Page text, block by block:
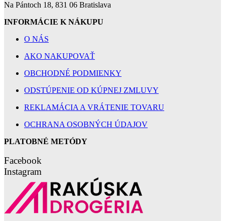
Na Pántoch 18, 831 06 Bratislava
INFORMÁCIE K NÁKUPU
O NÁS
AKO NAKUPOVAŤ
OBCHODNÉ PODMIENKY
ODSTÚPENIE OD KÚPNEJ ZMLUVY
REKLAMÁCIA A VRÁTENIE TOVARU
OCHRANA OSOBNÝCH ÚDAJOV
PLATOBNÉ METÓDY
Facebook
Instagram